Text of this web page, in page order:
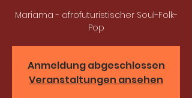
Mariama - afrofuturistischer Soul-Folk-
Pop
Anmeldung abgeschlossen
Veranstaltungen ansehen